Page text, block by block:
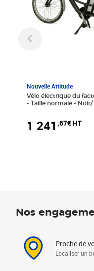
Nouvelle Attitude
Vélo électrique du
- Taille normale - Noir/
1 241 ,67€ HT
Nos
Proche de
Localiser un